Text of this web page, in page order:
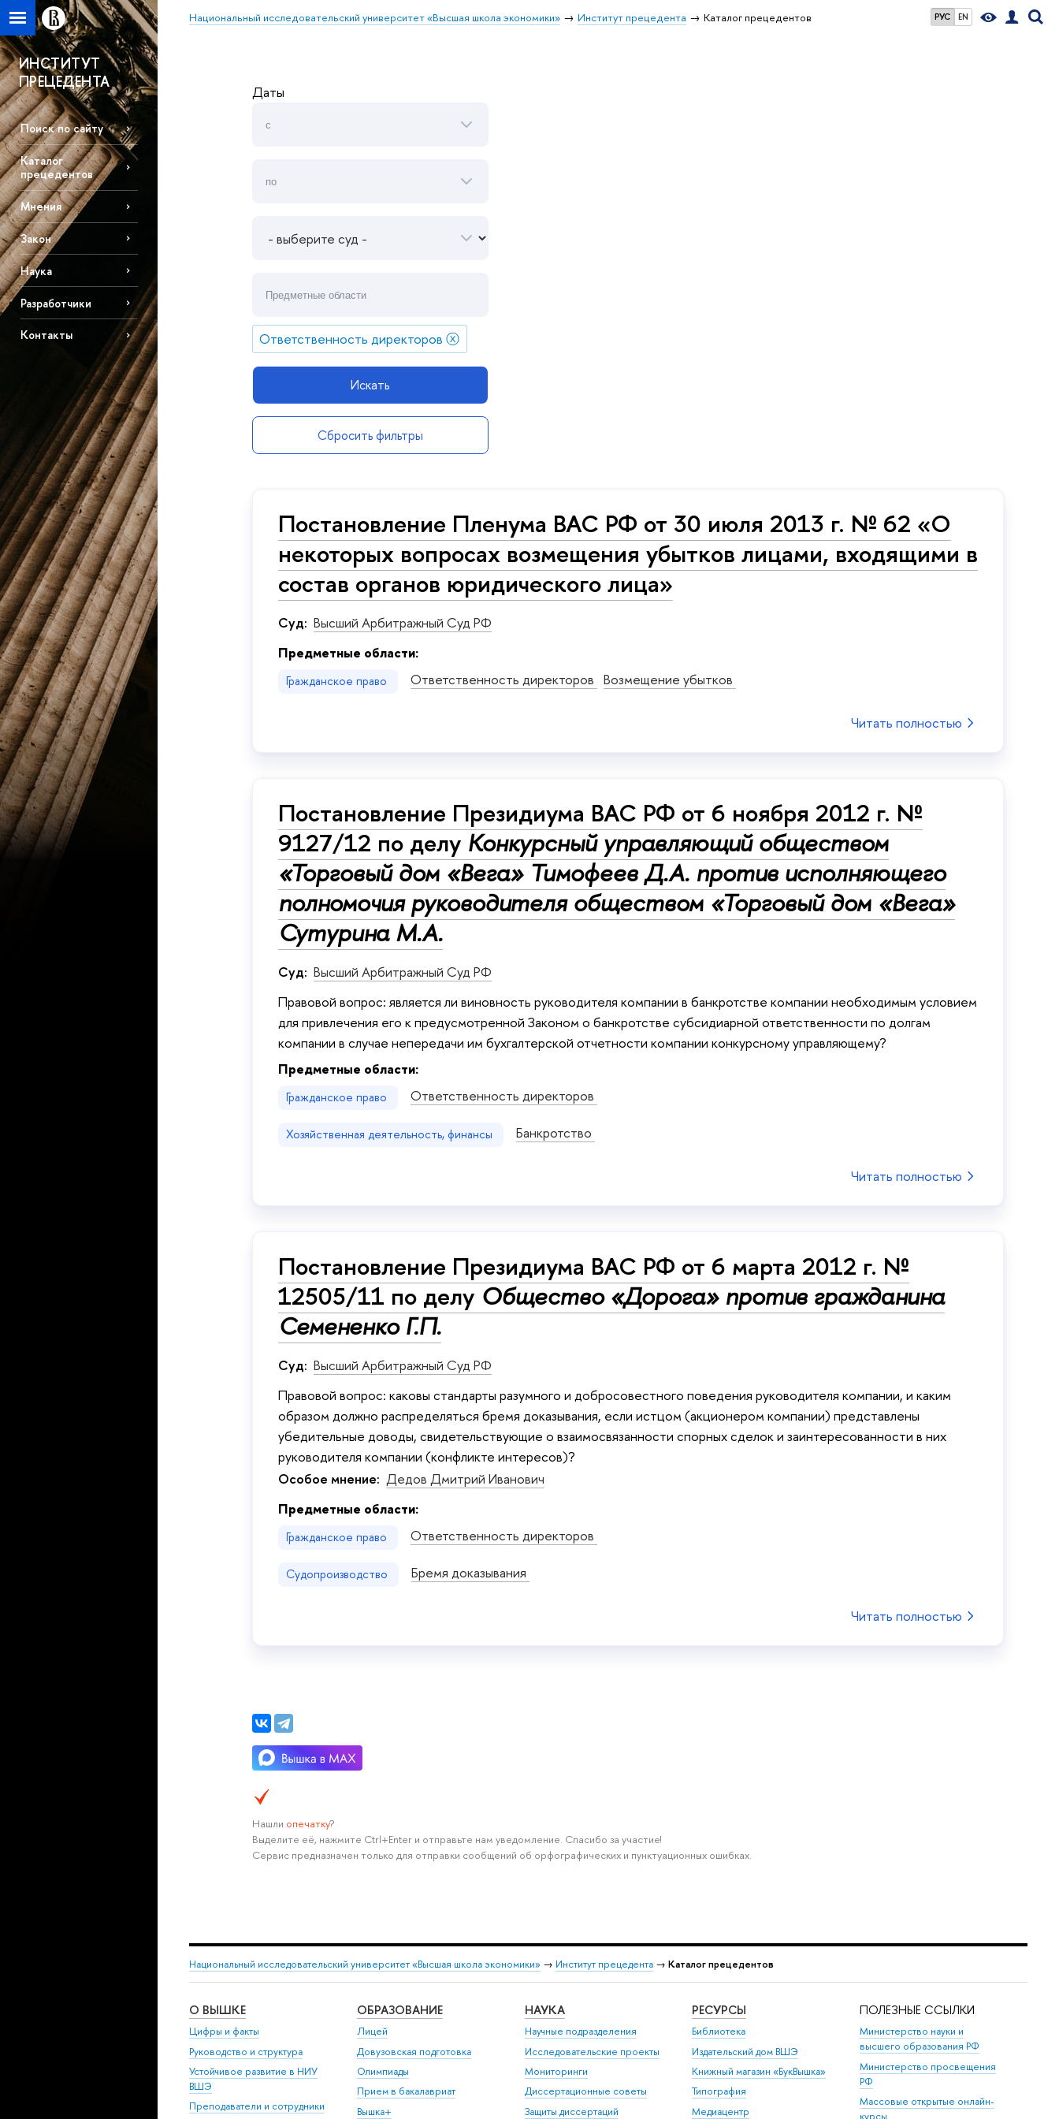
РУС EN
Национальный исследовательский университет «Высшая школа экономики» Институт прецедента Каталог прецедентов
ИНСТИТУТ
ПРЕЦЕДЕНТА
Поиск по сайту
Каталог
прецедентов
Мнения
Закон
Наука
Разработчики
Контакты
Даты
Ответственность директоровⓧ
Искать
Сбросить фильтры
Постановление Пленума ВАС РФ от 30 июля 2013 г. № 62 «О
некоторых вопросах возмещения убытков лицами, входящими в
состав органов юридического лица»
Суд: Высший Арбитражный Суд РФ
Предметные области:
Гражданское право Ответственность директоров Возмещение убытков
Читать полностью
Постановление Президиума ВАС РФ от 6 ноября 2012 г. №
9127/12 по делу Конкурсный управляющий обществом
«Торговый дом «Вега» Тимофеев Д.А. против исполняющего
полномочия руководителя обществом «Торговый дом «Вега»
Сутурина М.А.
Суд: Высший Арбитражный Суд РФ
Правовой вопрос: является ли виновность руководителя компании в банкротстве компании необходимым условием
для привлечения его к предусмотренной Законом о банкротстве субсидиарной ответственности по долгам
компании в случае непередачи им бухгалтерской отчетности компании конкурсному управляющему?
Предметные области:
Гражданское право Ответственность директоров
Хозяйственная деятельность, финансы Банкротство
Читать полностью
Постановление Президиума ВАС РФ от 6 марта 2012 г. №
12505/11 по делу Общество «Дорога» против гражданина
Семененко Г.П.
Суд: Высший Арбитражный Суд РФ
Правовой вопрос: каковы стандарты разумного и добросовестного поведения руководителя компании, и каким
образом должно распределяться бремя доказывания, если истцом (акционером компании) представлены
убедительные доводы, свидетельствующие о взаимосвязанности спорных сделок и заинтересованности в них
руководителя компании (конфликте интересов)?
Особое мнение: Дедов Дмитрий Иванович
Предметные области:
Гражданское право Ответственность директоров
Судопроизводство Бремя доказывания
Читать полностью
Нашли опечатку?
Выделите её, нажмите Ctrl+Enter и отправьте нам уведомление. Спасибо за участие!
Сервис предназначен только для отправки сообщений об орфографических и пунктуационных ошибках.
Национальный исследовательский университет «Высшая школа экономики» → Институт прецедента → Каталог прецедентов
О ВЫШКЕ
Цифры и факты
Руководство и структура
Устойчивое развитие в НИУ
ВШЭ
Преподаватели и сотрудники
ОБРАЗОВАНИЕ
Лицей
Довузовская подготовка
Олимпиады
Прием в бакалавриат
Вышка+
НАУКА
Научные подразделения
Исследовательские проекты
Мониторинги
Диссертационные советы
Защиты диссертаций
РЕСУРСЫ
Библиотека
Издательский дом ВШЭ
Книжный магазин «БукВышка»
Типография
Медиацентр
ПОЛЕЗНЫЕ ССЫЛКИ
Министерство науки и
высшего образования РФ
Министерство просвещения
РФ
Массовые открытые онлайн-
курсы